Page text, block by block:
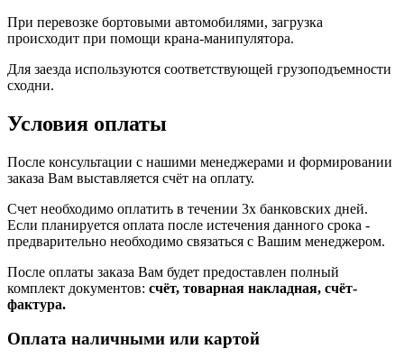
При перевозке бортовыми автомобилями, загрузка
происходит при помощи крана-манипулятора.
Для заезда используются соответствующей грузоподъемности
сходни.
Условия оплаты
После консультации с нашими менеджерами и формировании
заказа Вам выставляется счёт на оплату.
Счет необходимо оплатить в течении 3х банковских дней.
Если планируется оплата после истечения данного срока -
предварительно необходимо связаться с Вашим менеджером.
После оплаты заказа Вам будет предоставлен полный
комплект документов: счёт, товарная накладная, счёт-
фактура.
Оплата наличными или картой